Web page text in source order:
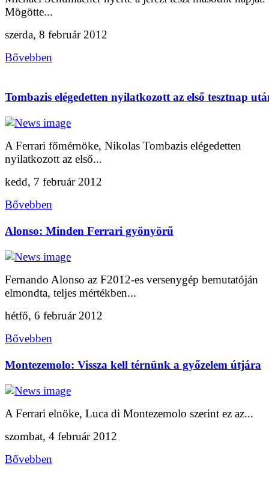
Mögötte...
szerda, 8 február 2012
Bővebben
Tombazis elégedetten nyilatkozott az első tesztnap
A Ferrari főmérnöke, Nikolas Tombazis elégedetten
nyilatkozott az első...
kedd, 7 február 2012
Bővebben
Alonso: Minden Ferrari gyönyörű
Fernando Alonso az F2012-es versenygép bemutatóján
elmondta, teljes mértékben...
hétfő, 6 február 2012
Bővebben
Montezemolo: Vissza kell térnünk a győzelem útjára
A Ferrari elnöke, Luca di Montezemolo szerint ez az...
szombat, 4 február 2012
Bővebben